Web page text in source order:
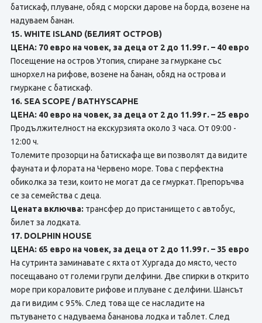
батискаф, плуване, обяд с морски дарове на борда, возене на
надуваем банан.
15. WHITE ISLAND (БЕЛИЯТ ОСТРОВ)
ЦЕНА: 70 евро на човек, за деца от 2 до 11.99 г. – 40 евро
Посещение на остров Утопия, спиране за гмуркане със
шнорхел на рифове, возене на банан, обяд нa острова и
гмуркане с батискаф.
16. SEA SCOPE / BATHYSCAPHE
ЦЕНА: 40 евро на човек, за деца от 2 до 11.99 г. – 25 евро
Продължителност на екскурзията около 3 часа. От 09:00 -
12:00 ч.
Толемите прозорци на батискафа ще ви позволят да видите
фауната и флората на Червено море. Това с перфектна
обиколка за тези, които не могат да се гмуркат. Препоръчва
се за семейства с деца.
Цената включва: трансфер до пристанището с автобус,
билет за лодката.
17. DOLPHIN HOUSE
ЦЕНА: 65 евро на човек, за деца от 2 до 11.99 г. – 35 евро
На сутринта заминавате с яхта от Хургада до място, често
посещавано от големи групи делфини. Две спирки в открито
море при кораловите рифове и плуване с делфини. Шансът
да ги видим с 95%. След това ще се насладите на
пътуването с надуваема бананова лодка и таблет. След